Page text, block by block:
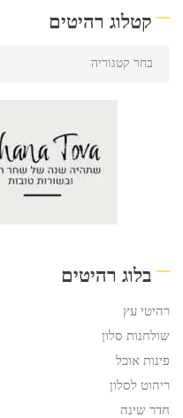
קטלוג רהיטים
בלוג רהיטים
רהיטי עץ
שולחנות סלון
פינות אוכל
ריהוט לסלון
חדר שינה